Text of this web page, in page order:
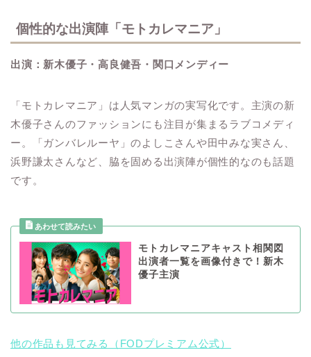
個性的な出演陣「モトカレマニア」
出演：新木優子・高良健吾・関口メンディー
「モトカレマニア」は人気マンガの実写化です。主演の新
木優子さんのファッションにも注目が集まるラブコメディ
ー。「ガンバレルーヤ」のよしこさんや田中みな実さん、
浜野謙太さんなど、脇を固める出演陣が個性的なのも話題
です。
モトカレマニアキャスト相関図
出演者一覧を画像付きで！新木
優子主演
他の作品も見てみる（FODプレミアム公式）